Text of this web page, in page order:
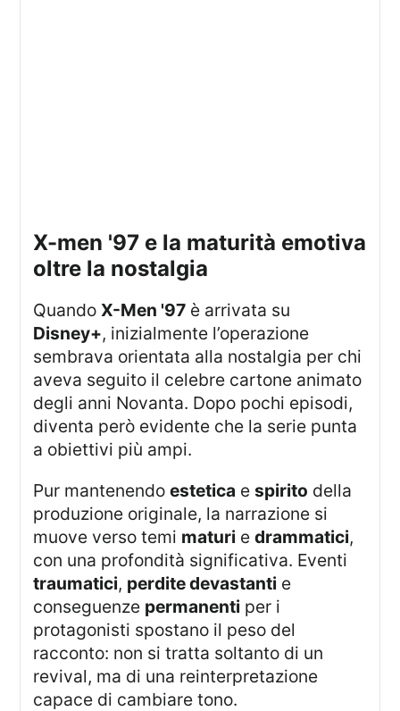
x-men '97 e la maturità emotiva
oltre la nostalgia
QuandoX-Men '97 è arrivata su
Disney+, inizialmente l’operazione
sembrava orientata alla nostalgia per chi
aveva seguito il celebre cartone animato
degli anni Novanta. Dopo pochi episodi,
diventa però evidente che la serie punta
a obiettivi più ampi.
Pur mantenendoestetica espirito della
produzione originale, la narrazione si
muove verso temi maturi edrammatici,
con una profondità significativa. Eventi
traumatici, perdite devastanti e
conseguenze permanenti per i
protagonisti spostano il peso del
racconto: non si tratta soltanto di un
revival, ma di una reinterpretazione
capace di cambiare tono.